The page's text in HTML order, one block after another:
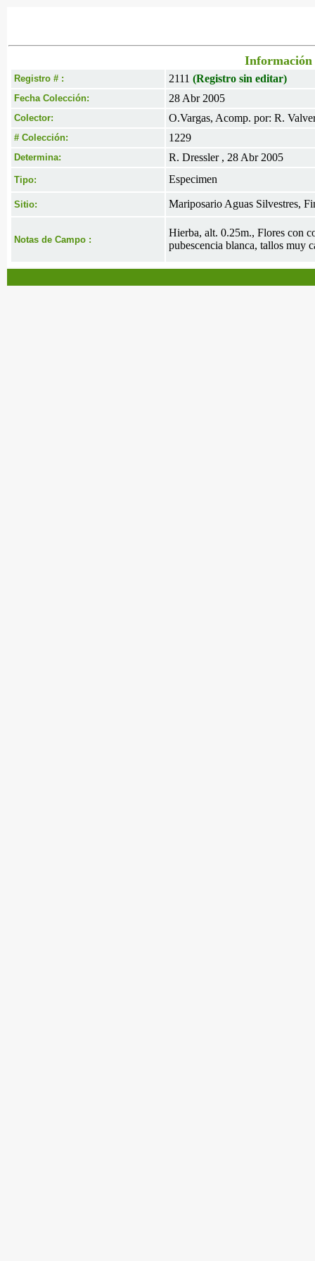
Información
Registro # : 2111 (Registro sin editar)
Fecha Colección: 28 Abr 2005
Colector: O.Vargas, Acomp. por: R.
# Colección: 1229
Determina: R. Dressler , 28 Abr 2005
Tipo: Especimen
Sitio: Mariposario Aguas Silvestres,
Notas de Campo :
Hierba, alt. 0.25m., Flores con
pubescencia blanca, tallos muy